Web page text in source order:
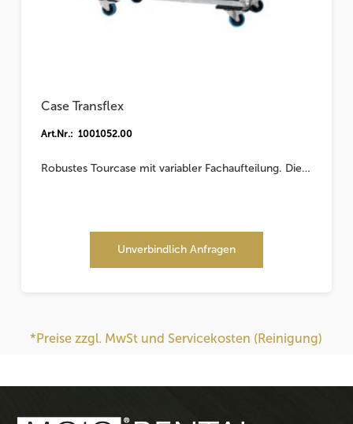
Case Transflex
Art.Nr.: 1001052.00
Robustes Tourcase mit variabler Fachaufteilung. Die…
Unverbindlich Anfragen
*Preise zzgl. MwSt und Servicekosten (Reinigung)